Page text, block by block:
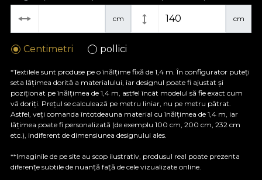
cm cm
Centimetri pollici
*Textilele sunt produse pe o înălțime fixă de 1,4 m. În configurator puteți
seta lățimea dorită a materialului, iar designul poate fi ajustat și
poziționat pe înălțimea de 1,4 m, astfel încât modelul să fie exact cum
vă doriți. Prețul se calculează pe metru liniar, nu pe metru pătrat.
Astfel, veți comanda întotdeauna material cu înălțimea de 1,4 m, iar
lățimea poate fi personalizată (de exemplu 100 cm, 200 cm, 232 cm
etc.), indiferent de dimensiunea designului ales.
**Imaginile de pe site au scop ilustrativ, produsul real poate prezenta
diferențe subtile de nuanță față de cele vizualizate online.